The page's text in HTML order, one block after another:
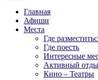
Главная
Афиши
Места
Где
Где поесть
Интересные
Активный
Кино – Театры